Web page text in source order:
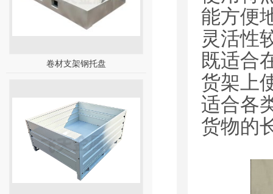
卷材支架钢托盘
能方便
灵活性
既适合
货架上
适合各
货物的